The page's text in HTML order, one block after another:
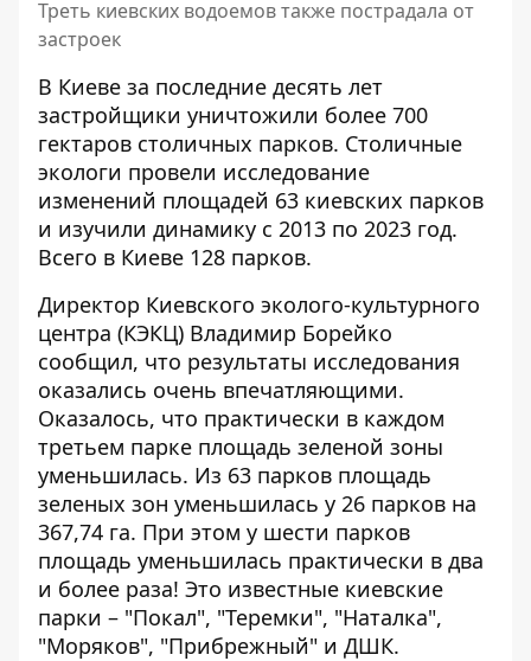
Треть киевских водоемов также пострадала от
застроек
В Киеве за последние десять лет
застройщики уничтожили более 700
гектаров столичных парков. Столичные
экологи провели исследование
изменений площадей 63 киевских парков
и изучили динамику с 2013 по 2023 год.
Всего в Киеве 128 парков.
Директор Киевского эколого-культурного
центра (КЭКЦ) Владимир Борейко
сообщил, что результаты исследования
оказались очень впечатляющими.
Оказалось, что практически в каждом
третьем парке площадь зеленой зоны
уменьшилась. Из 63 парков площадь
зеленых зон уменьшилась у 26 парков на
367,74 га. При этом у шести парков
площадь уменьшилась практически в два
и более раза! Это известные киевские
парки – "Покал", "Теремки", "Наталка",
"Моряков", "Прибрежный" и ДШК.